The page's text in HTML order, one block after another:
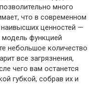
много
что в современном
ценностей —
функцией
небольшое количество
все загрязнения,
чего вам останется
губкой, собрав их и